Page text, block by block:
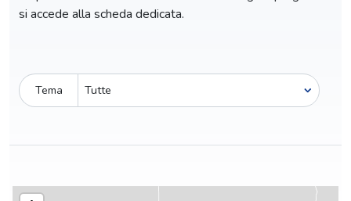
si accede alla scheda dedicata.
Tema